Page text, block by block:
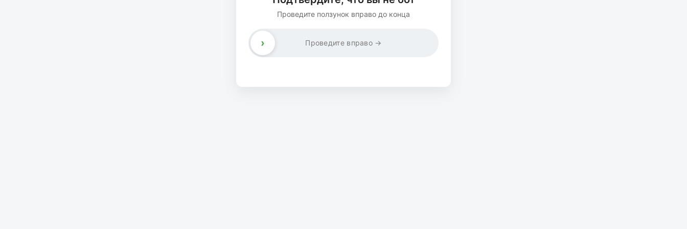
Проведите ползунок вправо до конца
Проведите вправо →
›